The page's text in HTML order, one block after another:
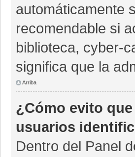
automáticamente
recomendable si
biblioteca, cyber-
significa que la
Arriba
¿Cómo evito
usuarios
Dentro del Panel